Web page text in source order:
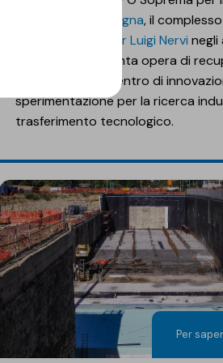
Tecnopolo di Bologna, il complesso
Pier Luigi Nervi negli
che dopo un'attenta opera di
diventa oggi un centro di
sperimentazione per la ricerca
trasferimento tecnologico.
Per